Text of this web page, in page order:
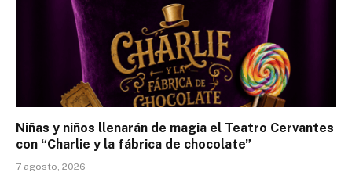
Niñas y niños llenarán de magia el Teatro Cervantes
con “Charlie y la fábrica de chocolate”
7 agosto, 2026